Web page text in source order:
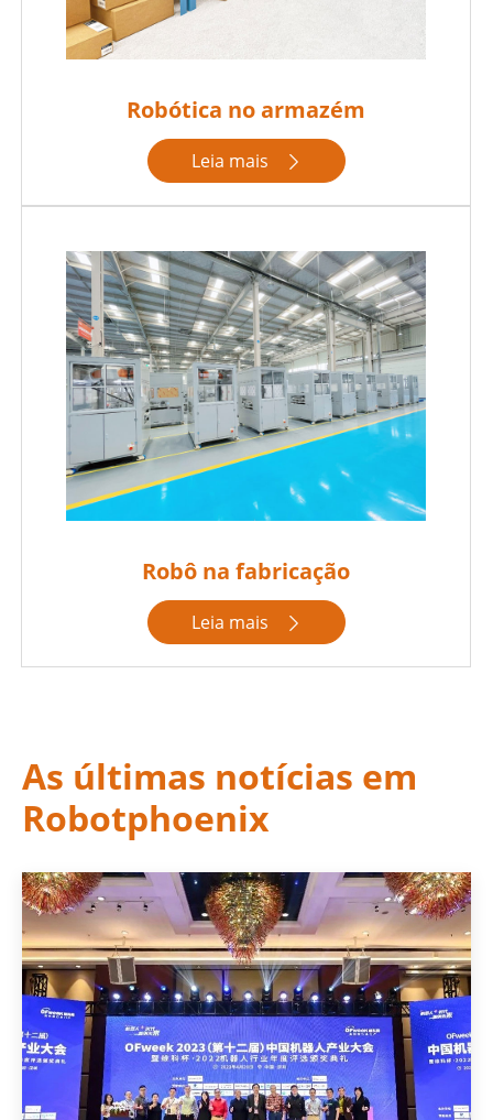
Robótica no armazém
Leia mais 
Robô na fabricação
Leia mais 
As últimas notícias em
Robotphoenix